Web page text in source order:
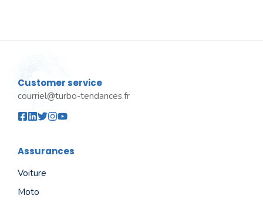
Customer service
courriel@turbo-tendances.fr
Assurances
Voiture
Moto